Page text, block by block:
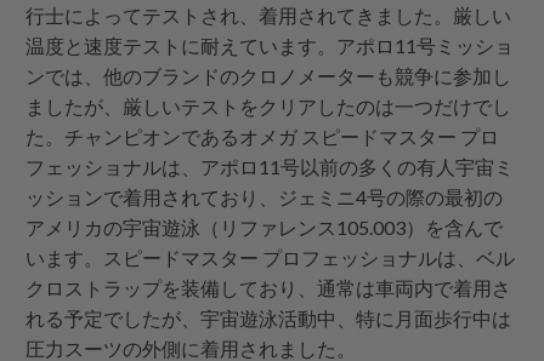
行士によってテストされ、着用されてきました。厳しい
温度と速度テストに耐えています。アポロ11号ミッショ
ンでは、他のブランドのクロノメーターも競争に参加し
ましたが、厳しいテストをクリアしたのは一つだけでし
た。チャンピオンであるオメガ スピードマスター プロ
フェッショナルは、アポロ11号以前の多くの有人宇宙ミ
ッションで着用されており、ジェミニ4号の際の最初の
アメリカの宇宙遊泳（リファレンス105.003）を含んで
います。スピードマスター プロフェッショナルは、ベル
クロストラップを装備しており、通常は車両内で着用さ
れる予定でしたが、宇宙遊泳活動中、特に月面歩行中は
圧力スーツの外側に着用されました。